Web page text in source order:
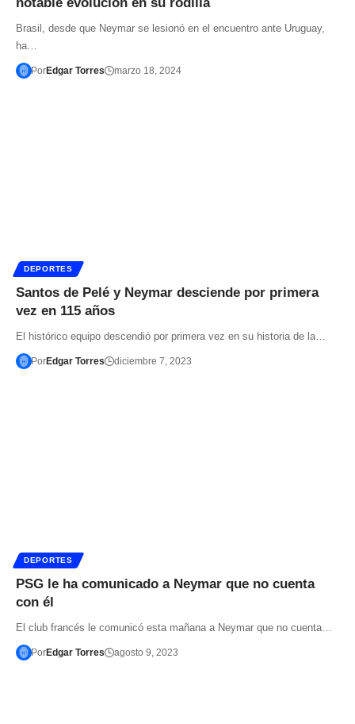
Brasil, desde que Neymar se lesionó en el encuentro ante Uruguay,
ha…
PorEdgar Torres marzo 18, 2024
DEPORTES
Santos de Pelé y Neymar desciende por primera
vez en 115 años
El histórico equipo descendió por primera vez en su historia de la…
PorEdgar Torres diciembre 7, 2023
DEPORTES
PSG le ha comunicado a Neymar que no cuenta
con él
El club francés le comunicó esta mañana a Neymar que no cuenta…
PorEdgar Torres agosto 9, 2023